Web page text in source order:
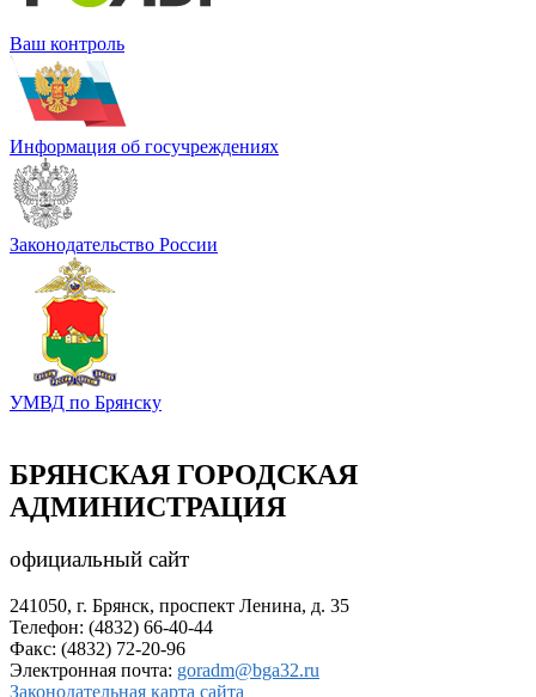
Ваш контроль
Информация об госучреждениях
Законодательство России
УМВД по Брянску
БРЯНСКАЯ ГОРОДСКАЯ
АДМИНИСТРАЦИЯ
официальный сайт
241050, г. Брянск, проспект Ленина, д. 35
Телефон: (4832) 66-40-44
Факс: (4832) 72-20-96
Электронная почта: goradm@bga32.ru
Законодательная карта сайта